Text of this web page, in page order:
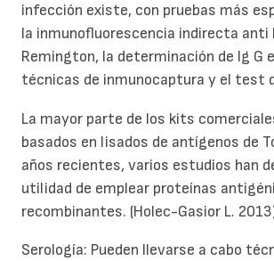
infección existe, con pruebas más
la inmunofluorescencia indirecta anti
Remington, la determinación de Ig G
técnicas de inmunocaptura y el test
La mayor parte de los kits
basados en lisados de antígenos de
años recientes, varios estudios han
utilidad de emplear proteínas
recombinantes. (Holec-Gasior L.
Serología: Pueden llevarse a cabo